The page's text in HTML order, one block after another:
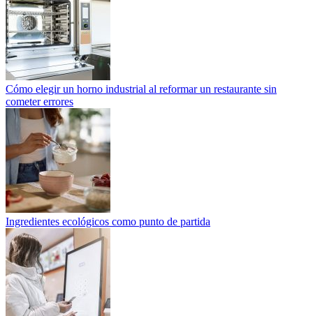
Cómo elegir un horno industrial al reformar un restaurante sin
cometer errores
Ingredientes ecológicos como punto de partida